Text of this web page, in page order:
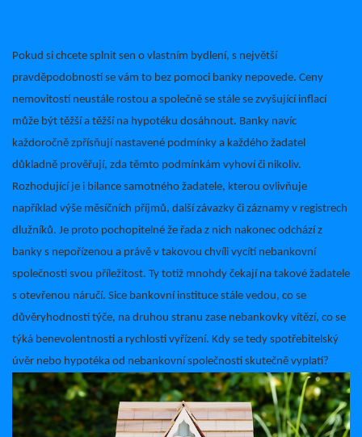
Pokud si chcete splnit sen o vlastním bydlení, s největší
pravděpodobností se vám to bez pomoci banky nepovede. Ceny
nemovitostí neustále rostou a společně se stále se zvyšující inflací
může být těžší a těžší na hypotéku dosáhnout. Banky navíc
každoročně zpřísňují nastavené podmínky a každého žadatel
důkladně prověřují, zda těmto podmínkám vyhoví či nikoliv.
Rozhodující je i bilance samotného žadatele, kterou ovlivňuje
například výše měsíčních příjmů, další závazky či záznamy v registrech
dlužníků. Je proto pochopitelné že řada z nich nakonec odchází z
banky s nepořízenou a právě v takovou chvíli vycítí nebankovní
společnosti svou příležitost. Ty totiž mnohdy čekají na takové žadatele
s otevřenou náručí. Sice bankovní instituce stále vedou, co se
důvěryhodnosti týče, na druhou stranu zase nebankovky vítězí, co se
týká benevolentnosti a rychlosti vyřízení. Kdy se tedy spotřebitelský
úvěr nebo hypotéka od nebankovní společnosti skutečně vyplatí?